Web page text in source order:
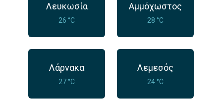
Λευκωσία
26 °C
Αμμόχωστος
28 °C
Λάρνακα
27 °C
Λεμεσός
24 °C